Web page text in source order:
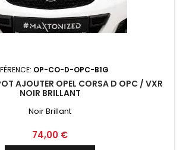
OP-CO-D-OPC-B1G
AJOUTER OPEL CORSA D OPC / VXR
NOIR BRILLANT
Noir Brillant
Prix
74,00 €